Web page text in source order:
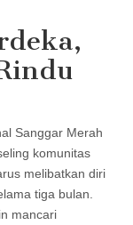
Sanggar Merah
komunitas
melibatkan diri
tiga bulan.
mancari